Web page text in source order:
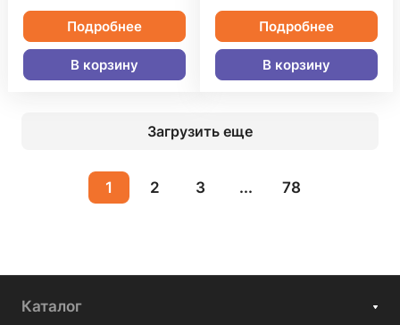
Подробнее
В корзину
Подробнее
В корзину
Загрузить еще
1 2 3 ... 78
Каталог